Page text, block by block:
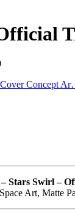
Stars Swirl –
Art, Matte